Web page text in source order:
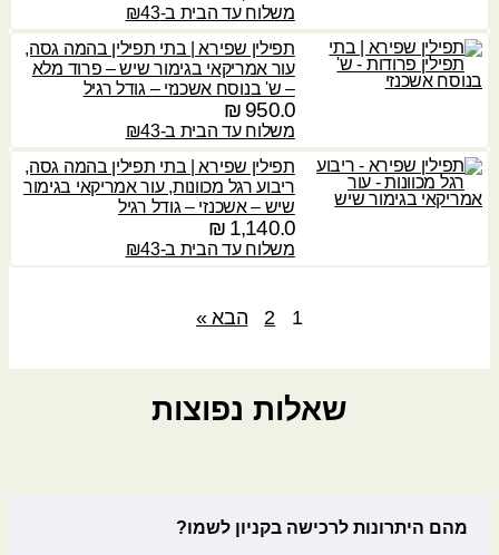
משלוח עד הבית ב-₪43
תפילין שפירא | בתי תפילין בהמה גסה,
עור אמריקאי בגימור שיש – פרוד מלא
– ש' בנוסח אשכנזי – גודל רגיל
950.0
₪
משלוח עד הבית ב-₪43
תפילין שפירא | בתי תפילין בהמה גסה,
ריבוע רגל מכוונות, עור אמריקאי בגימור
שיש – אשכנזי – גודל רגיל
1,140.0
₪
משלוח עד הבית ב-₪43
1
2 הבא »
שאלות נפוצות
מהם היתרונות לרכישה בקניון לשמו?